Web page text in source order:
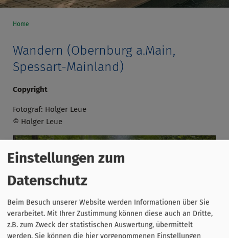
Home
Wandern (Obernburg a.Main,
Spessart-Mainland)
Copyright
Fotograf: Holger Leue
© Holger Leue
Einstellungen zum
Datenschutz
Beim Besuch unserer Website werden Informationen über Sie
verarbeitet. Mit Ihrer Zustimmung können diese auch an Dritte,
z.B. zum Zweck der statistischen Auswertung, übermittelt
werden. Sie können die hier vorgenommenen Einstellungen